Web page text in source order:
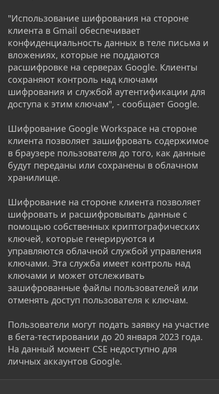
"Использование шифрования на стороне
клиента в Gmail обеспечивает
конфиденциальность данных в теле письма и
вложениях, которые не поддаются
расшифровке на серверах Google. Клиенты
сохраняют контроль над ключами
шифрования и службой аутентификации для
доступа к этим ключам", - сообщает Google.
Шифрование Google Workspace на стороне
клиента позволяет зашифровать содержимое
в браузере пользователя до того, как данные
будут переданы или сохранены в облачном
хранилище.
Шифрование на стороне клиента позволяет
шифровать и расшифровывать данные с
помощью собственных криптографических
ключей, которые генерируются и
управляются облачной службой управления
ключами. Эта служба имеет контроль над
ключами и может отслеживать
зашифрованные файлы пользователей или
отменять доступ пользователя к ключам.
Пользователи могут подать заявку на участие
в бета-тестировании до 20 января 2023 года.
На данный момент CSE недоступно для
личных аккаунтов Google.